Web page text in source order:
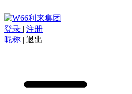
登录 | 注册
昵称 | 退出